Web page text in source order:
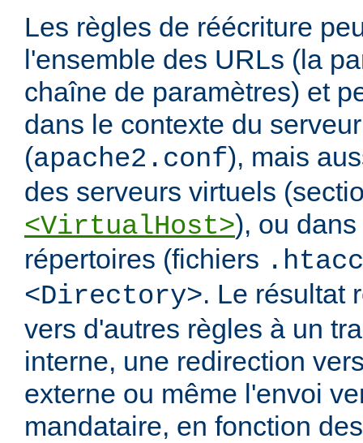
Les règles de réécriture
l'ensemble des URLs (la
chaîne de paramètres) et
dans le contexte du
(apache2.conf), mais
des serveurs virtuels
<VirtualHost>), ou
répertoires (fichiers
<Directory>. Le résultat
vers d'autres règles à un
interne, une redirection
externe ou même l'envoi
mandataire, en fonction